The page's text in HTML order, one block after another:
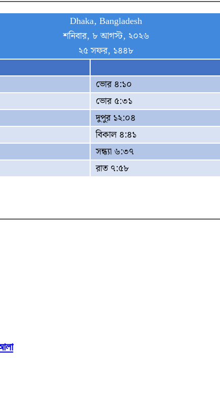
Dhaka, Bangladesh
শনিবার, ৮ আগস্ট, ২০২৬
২৫ সফর, ১৪৪৮
ভোর ৪:১০
ভোর ৫:৩১
দুপুর ১২:০৪
বিকাল ৪:৪১
সন্ধ্যা ৬:৩৭
রাত ৭:৫৮